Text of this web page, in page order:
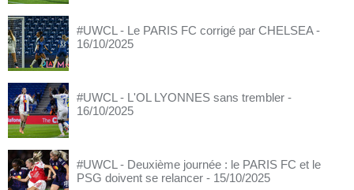
#UWCL - Le PARIS FC corrigé par CHELSEA -
16/10/2025
#UWCL - L'OL LYONNES sans trembler -
16/10/2025
#UWCL - Deuxième journée : le PARIS FC et le
PSG doivent se relancer - 15/10/2025